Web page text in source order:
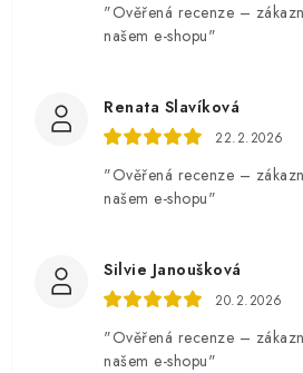
"Ověřená recenze –
našem e-shopu"
Renata Slavíková
22.2.2026
"Ověřená recenze –
našem e-shopu"
Silvie Janoušková
20.2.2026
"Ověřená recenze –
našem e-shopu"